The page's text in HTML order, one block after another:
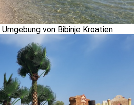
von Bibinje Kroatien